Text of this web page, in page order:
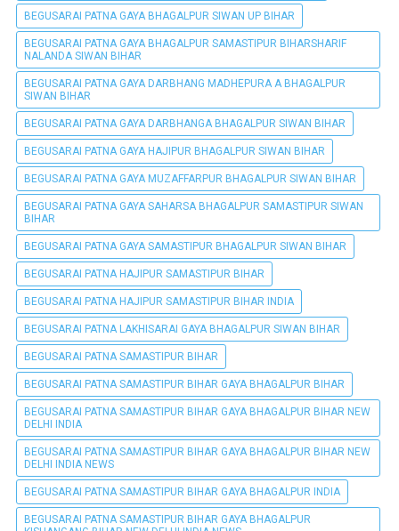
BEGUSARAI PATNA GAYA BHAGALPUR SIWAN UP BIHAR
BEGUSARAI PATNA GAYA BHAGALPUR SAMASTIPUR BIHARSHARIF
NALANDA SIWAN BIHAR
BEGUSARAI PATNA GAYA DARBHANG MADHEPURA A BHAGALPUR
SIWAN BIHAR
BEGUSARAI PATNA GAYA DARBHANGA BHAGALPUR SIWAN BIHAR
BEGUSARAI PATNA GAYA HAJIPUR BHAGALPUR SIWAN BIHAR
BEGUSARAI PATNA GAYA MUZAFFARPUR BHAGALPUR SIWAN BIHAR
BEGUSARAI PATNA GAYA SAHARSA BHAGALPUR SAMASTIPUR SIWAN
BIHAR
BEGUSARAI PATNA GAYA SAMASTIPUR BHAGALPUR SIWAN BIHAR
BEGUSARAI PATNA HAJIPUR SAMASTIPUR BIHAR
BEGUSARAI PATNA HAJIPUR SAMASTIPUR BIHAR INDIA
BEGUSARAI PATNA LAKHISARAI GAYA BHAGALPUR SIWAN BIHAR
BEGUSARAI PATNA SAMASTIPUR BIHAR
BEGUSARAI PATNA SAMASTIPUR BIHAR GAYA BHAGALPUR BIHAR
BEGUSARAI PATNA SAMASTIPUR BIHAR GAYA BHAGALPUR BIHAR NEW
DELHI INDIA
BEGUSARAI PATNA SAMASTIPUR BIHAR GAYA BHAGALPUR BIHAR NEW
DELHI INDIA NEWS
BEGUSARAI PATNA SAMASTIPUR BIHAR GAYA BHAGALPUR INDIA
BEGUSARAI PATNA SAMASTIPUR BIHAR GAYA BHAGALPUR